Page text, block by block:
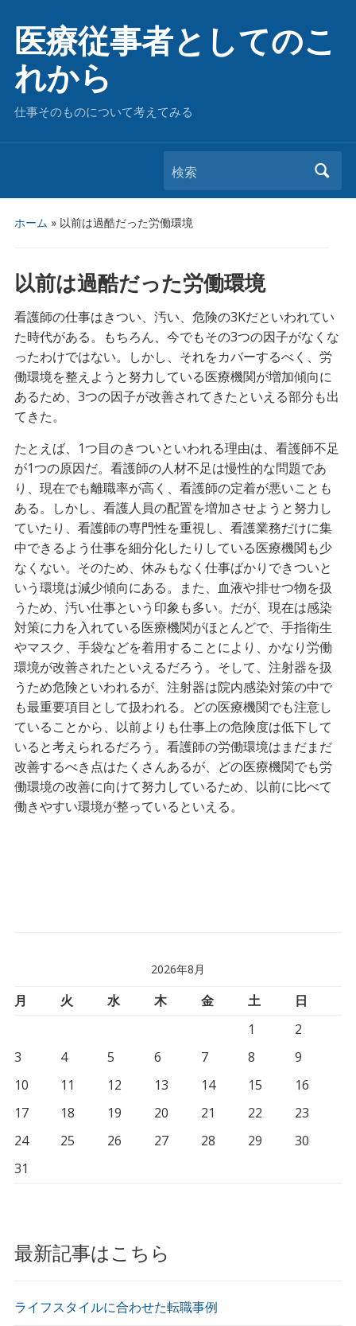
医療従事者としてのこ
れから
仕事そのものについて考えてみる
検索
ホーム » 以前は過酷だった労働環境
以前は過酷だった労働環境
看護師の仕事はきつい、汚い、危険の3Kだといわれてい
た時代がある。もちろん、今でもその3つの因子がなくな
ったわけではない。しかし、それをカバーするべく、労
働環境を整えようと努力している医療機関が増加傾向に
あるため、3つの因子が改善されてきたといえる部分も出
てきた。
たとえば、1つ目のきついといわれる理由は、看護師不足
が1つの原因だ。看護師の人材不足は慢性的な問題であ
り、現在でも離職率が高く、看護師の定着が悪いことも
ある。しかし、看護人員の配置を増加させようと努力し
ていたり、看護師の専門性を重視し、看護業務だけに集
中できるよう仕事を細分化したりしている医療機関も少
なくない。そのため、休みもなく仕事ばかりできついと
いう環境は減少傾向にある。また、血液や排せつ物を扱
うため、汚い仕事という印象も多い。だが、現在は感染
対策に力を入れている医療機関がほとんどで、手指衛生
やマスク、手袋などを着用することにより、かなり労働
環境が改善されたといえるだろう。そして、注射器を扱
うため危険といわれるが、注射器は院内感染対策の中で
も最重要項目として扱われる。どの医療機関でも注意し
ていることから、以前よりも仕事上の危険度は低下して
いると考えられるだろう。看護師の労働環境はまだまだ
改善するべき点はたくさんあるが、どの医療機関でも労
働環境の改善に向けて努力しているため、以前に比べて
働きやすい環境が整っているといえる。
2026年8月
月 火 水 木 金 土
日
1
2
3
4 5 6 7 8
9
10
11 12 13 14 15
16
17
18 19 20 21 22
23
24
25 26 27 28 29
30
31
最新記事はこちら
ライフスタイルに合わせた転職事例